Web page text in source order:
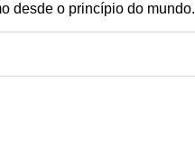
desde o princípio do mundo.